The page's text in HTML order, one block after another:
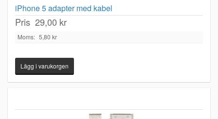
iPhone 5 adapter med kabel
Pris 29,00 kr
Moms: 5,80 kr